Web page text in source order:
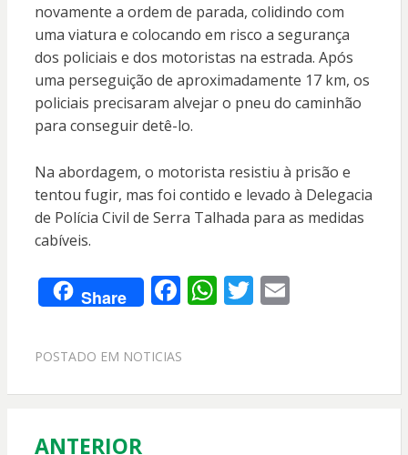
novamente a ordem de parada, colidindo com
uma viatura e colocando em risco a segurança
dos policiais e dos motoristas na estrada. Após
uma perseguição de aproximadamente 17 km, os
policiais precisaram alvejar o pneu do caminhão
para conseguir detê-lo.
Na abordagem, o motorista resistiu à prisão e
tentou fugir, mas foi contido e levado à Delegacia
de Polícia Civil de Serra Talhada para as medidas
cabíveis.
Share F
e
o
W
A
T E
POSTADO EM NOTICIAS
ANTERIOR